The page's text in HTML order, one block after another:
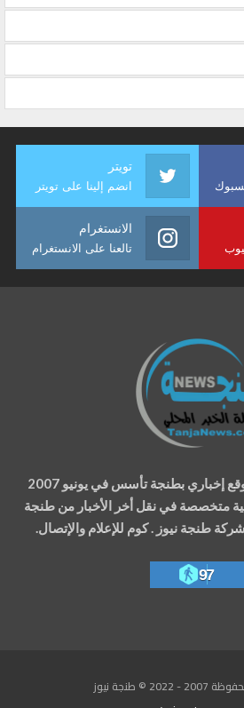
تويتر
انضم إلينا على تويتر
الانستغرام
تالعنا على الانستغرام
إخباري بطنجة تأسس في يونيو 2007
متخصصة في نقل أخر الأخبار من طنجة
طنجة نيوز . كوم للإعلام والإتصال.
97
© طنجة نيوز